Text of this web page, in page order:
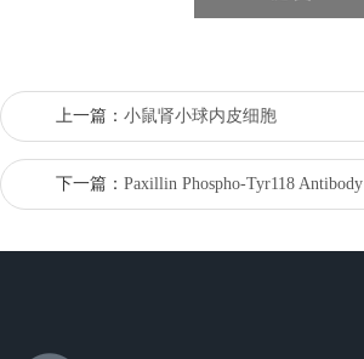
上一篇： 小鼠肾小球内皮细胞
下一篇： Paxillin Phospho-Tyr118 Antibody